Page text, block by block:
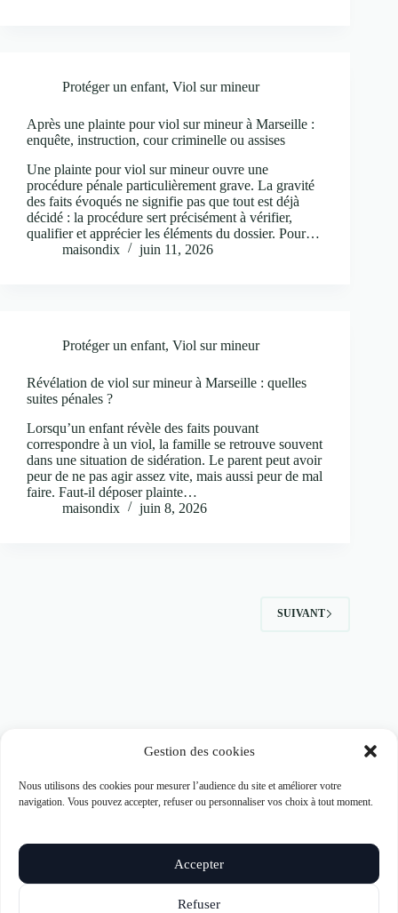
Gestion des cookies
Nous utilisons des cookies pour mesurer l’audience du site et améliorer votre
navigation. Vous pouvez accepter, refuser ou personnaliser vos choix à tout moment.
Accepter
Refuser
Protéger un enfant, Viol sur mineur
Après une plainte pour viol sur mineur à Marseille :
enquête, instruction, cour criminelle ou assises
Une plainte pour viol sur mineur ouvre une
procédure pénale particulièrement grave. La gravité
des faits évoqués ne signifie pas que tout est déjà
décidé : la procédure sert précisément à vérifier,
qualifier et apprécier les éléments du dossier. Pour…
maisondix
juin 11, 2026
Protéger un enfant, Viol sur mineur
Révélation de viol sur mineur à Marseille : quelles
suites pénales ?
Lorsqu’un enfant révèle des faits pouvant
correspondre à un viol, la famille se retrouve souvent
dans une situation de sidération. Le parent peut avoir
peur de ne pas agir assez vite, mais aussi peur de mal
faire. Faut-il déposer plainte…
maisondix
juin 8, 2026
SUIVANT
MAISON DIX AVOCATS
48 Cours Pierre Puget – 1er étage
13006 Marseille
9h00–13h00 / 14h00–18h00
Tél. : 09 79 30 66 85